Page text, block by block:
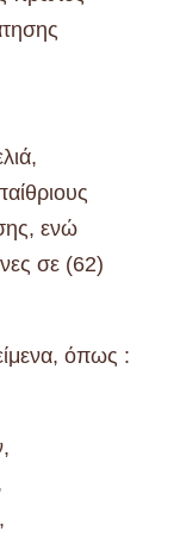
ενώ
σε (62)
όπως :